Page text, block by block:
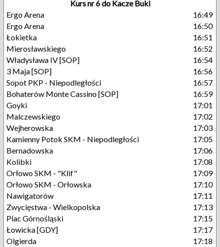
Kurs nr 6 do Kacze Buki
Ergo Arena
16:49
Ergo Arena
16:50
Łokietka
16:51
Mierosławskiego
16:52
Władysława IV [SOP]
16:54
3 Maja [SOP]
16:56
Sopot PKP - Niepodległości
16:57
Bohaterów Monte Cassino [SOP]
16:59
Goyki
17:01
Malczewskiego
17:02
Wejherowska
17:03
Kamienny Potok SKM - Niepodległości
17:05
Bernadowska
17:06
Kolibki
17:08
Orłowo SKM - "Klif"
17:09
Orłowo SKM - Orłowska
17:10
Nawigatorów
17:11
Zwycięstwa - Wielkopolska
17:13
Plac Górnośląski
17:15
Łowicka [GDY]
17:17
Olgierda
17:18